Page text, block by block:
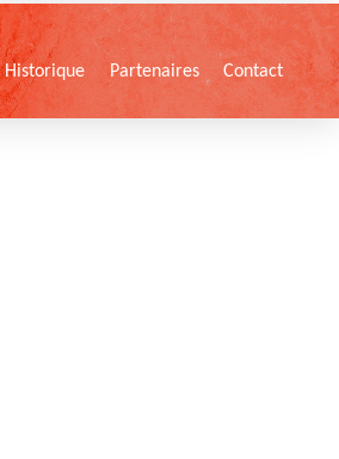
Historique Partenaires Contact